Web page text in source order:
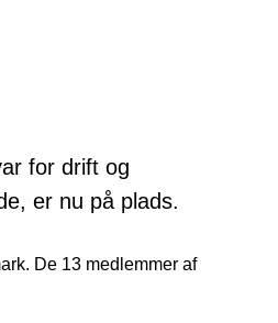
for drift og
er nu på plads.
De 13 medlemmer af